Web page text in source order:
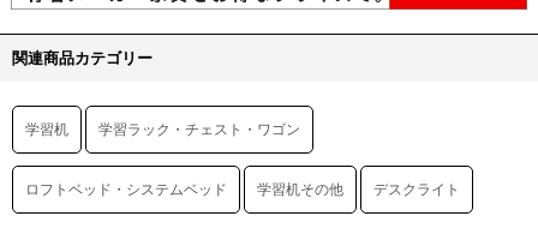
関連商品カテゴリー
学習机 学習ラック・チェスト・ワゴン
ロフトベッド・システムベッド 学習机その他 デスクライト